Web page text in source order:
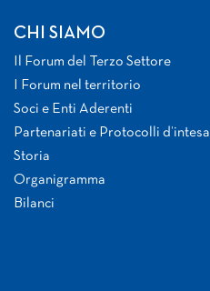
CHI SIAMO
Il Forum del Terzo Settore
I Forum nel territorio
Soci e Enti Aderenti
Partenariati e Protocolli d’intesa
Storia
Organigramma
Bilanci